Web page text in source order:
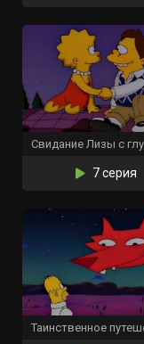
7 серия